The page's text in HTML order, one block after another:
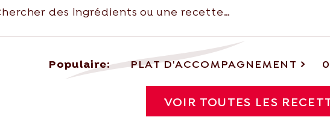
Populaire: PLAT D'ACCOMPAGNEMENT
VOIR TOUTES LES